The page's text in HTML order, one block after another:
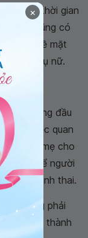
khoảng thời gian
nhiên cũng có
đổi về mặt
phụ nữ.
6 tháng đầu
đến việc quan
khi bà mẹ cho
cơ thể người
để tránh thai.
không phải
này thành
×